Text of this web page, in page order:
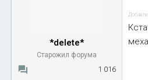
*delete*
Старожил форума
1 016